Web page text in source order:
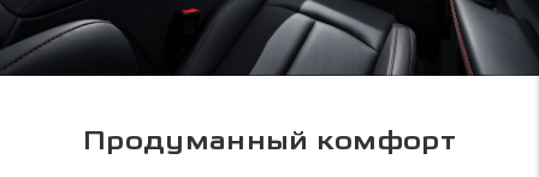
Продуманный комфорт